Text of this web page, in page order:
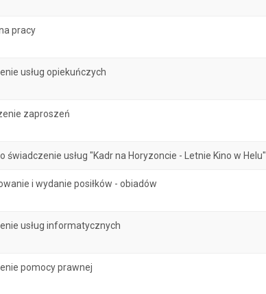
pracy
usług opiekuńczych
zaproszeń
świadczenie usług "Kadr na Horyzoncie - Letnie Kino w Helu"
i wydanie posiłków - obiadów
usług informatycznych
pomocy prawnej